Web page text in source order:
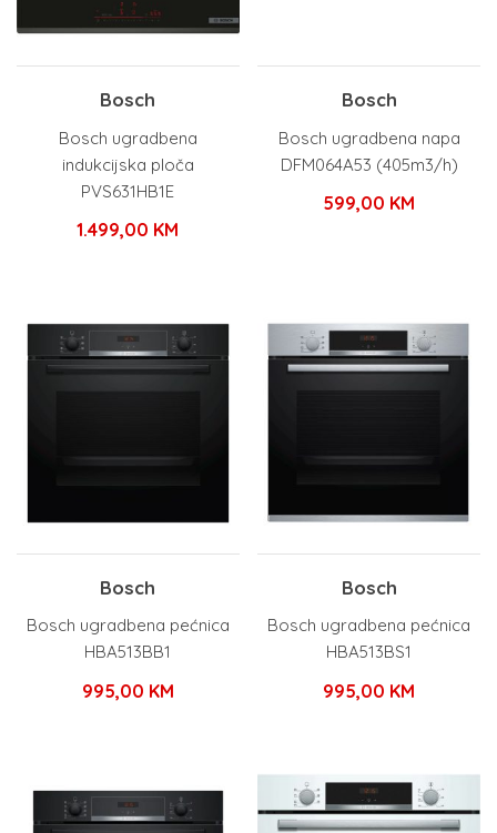
Bosch
Bosch ugradbena
indukcijska ploča
PVS631HB1E
1.499,00 KM
Bosch
Bosch ugradbena napa
DFM064A53 (405m3/h)
599,00 KM
Bosch
Bosch ugradbena pećnica
HBA513BB1
995,00 KM
Bosch
Bosch ugradbena pećnica
HBA513BS1
995,00 KM